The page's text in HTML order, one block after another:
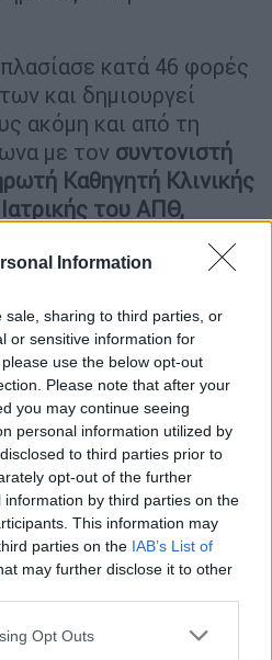
Information
sale, sharing to third parties, or
or sensitive information for
use the below opt-out
Please note that after your
you may continue seeing
personal information utilized by
to third parties prior to
opt-out of the further
by third parties on the
This information may
parties on the IAB’s List of
may further disclose it to other
app uses one or more Google
Opt Outs
κατά 46 φορές
και δημιουργεί
ακόμη και από τη
με τον συντονιστή
Καθηγητή Κλινικής
του ΑΠΘ,
είναι το
μετά την 3
δόση
ομάδων (από 20 έως 69
όλοι περίπου
σε αντίθεση
σημειώθηκαν σε όλες
μας. Στην
υγειονομικοί που
9 μήνες μετά τη
ιστορικό νόσησης.